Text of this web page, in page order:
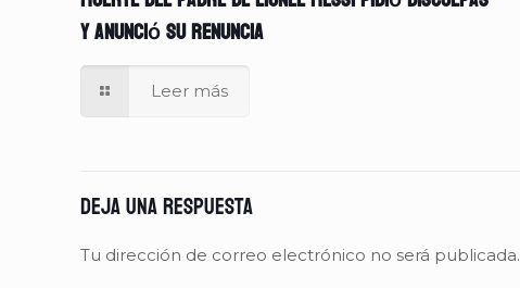
y anunció su renuncia
Leer más
Deja una respuesta
Tu dirección de correo electrónico no será publicada.